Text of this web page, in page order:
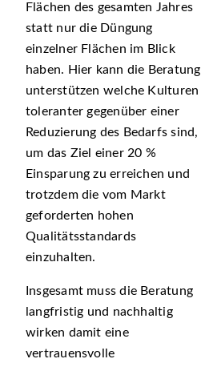
Flächen des gesamten Jahres
statt nur die Düngung
einzelner Flächen im Blick
haben. Hier kann die Beratung
unterstützen welche Kulturen
toleranter gegenüber einer
Reduzierung des Bedarfs sind,
um das Ziel einer 20 %
Einsparung zu erreichen und
trotzdem die vom Markt
geforderten hohen
Qualitätsstandards
einzuhalten.
Insgesamt muss die Beratung
langfristig und nachhaltig
wirken damit eine
vertrauensvolle